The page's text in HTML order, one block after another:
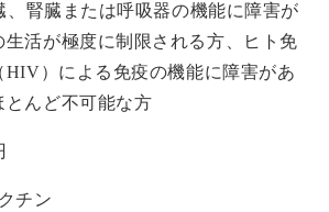
、腎臓または呼吸器の機能に障害が
生活が極度に制限される方、ヒト免
HIV）による免疫の機能に障害があ
とんど不可能な方
チン